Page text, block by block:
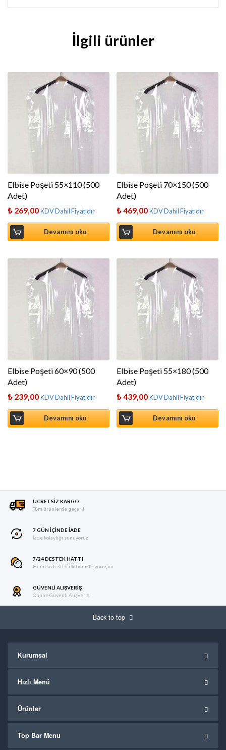
İlgili ürünler
Elbise Poşeti 55×110 (500
Adet)
₺ 269,00KDV Dahil Fiyatıdır
Devamını oku
Elbise Poşeti 70×150 (500
Adet)
₺469,00KDV Dahil Fiyatıdır
Devamını oku
Elbise Poşeti 60×90 (500
Adet)
₺ 239,00KDV Dahil Fiyatıdır
Devamını oku
Elbise Poşeti 55×180 (500
Adet)
₺439,00KDV Dahil Fiyatıdır
Devamını oku
ÜCRETSIZ KARGO
Tüm ürünlerde geçerli
7 GÜN IÇINDE İADE
İade kolaylığı sunuyoruz
7/24 DESTEK HATTI
Hemen destek ekibimizle görüşün
GÜVENLI ALIŞVERIŞ
Online Güvenli Alışveriş
Back to top
Kurumsal
Hızlı Menü
Ürünler
Top Bar Menu